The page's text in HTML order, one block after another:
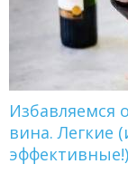
Избавляемся
вина. Легкие